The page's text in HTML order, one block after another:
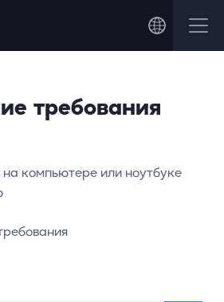
требования
компьютере или ноутбуке